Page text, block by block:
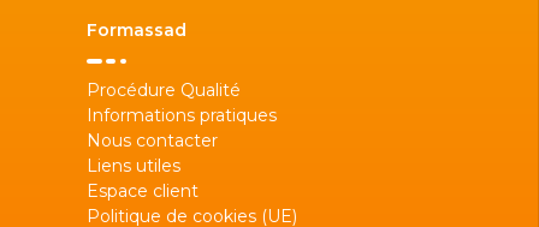
Formassad
Procédure Qualité
Informations pratiques
Nous contacter
Liens utiles
Espace client
Politique de cookies (UE)